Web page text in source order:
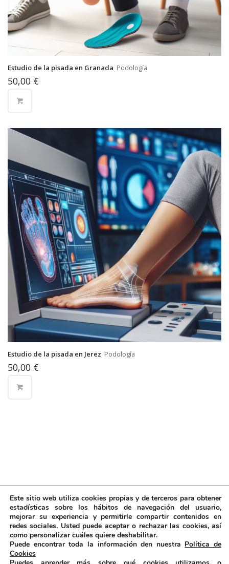
Estudio de la pisada en Granada Podología
50,00 €
Estudio de la pisada en Jerez Podología
50,00 €
Este sitio web utiliza cookies propias y de terceros para obtener
estadísticas sobre los hábitos de navegación del usuario,
mejorar su experiencia y permitirle compartir contenidos en
redes sociales. Usted puede aceptar o rechazar las cookies, así
como personalizar cuáles quiere deshabilitar.
Puede encontrar toda la información den nuestra Política de
Cookies